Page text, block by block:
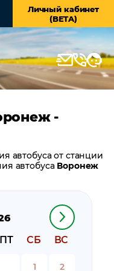
Личный кабинет
(BETA)
-
ПТ СБ ВС
1 2
автобуса от станции
автобусаВоронеж
Воронеж